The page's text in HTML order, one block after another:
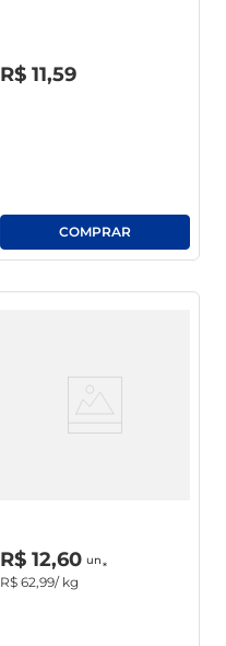
R$ 11,59
R$ 12,60 un
R$ 62,99/ kg